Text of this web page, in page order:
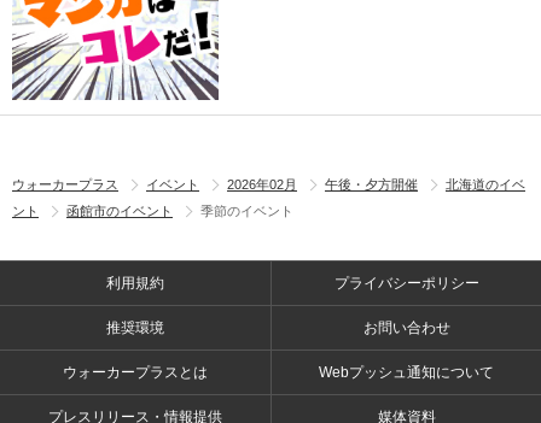
ウォーカープラス イベント 2026年02月 午後・夕方開催
北海道のイベ
ント
函館市のイベント 季節のイベント
利用規約 プライバシーポリシー
推奨環境 お問い合わせ
ウォーカープラスとは Webプッシュ通知について
プレスリリース・情報提供 媒体資料